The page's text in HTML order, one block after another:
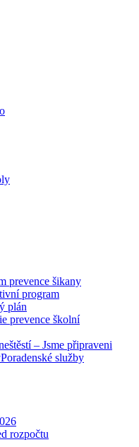
prevence šikany
program
plán
prevence školní
– Jsme připraveni
Poradenské služby
rozpočtu